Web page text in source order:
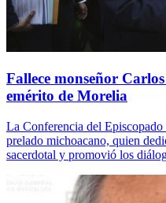
Fallece monseñor
emérito de Morelia
La Conferencia del
prelado michoacano, quien
sacerdotal y promovió los